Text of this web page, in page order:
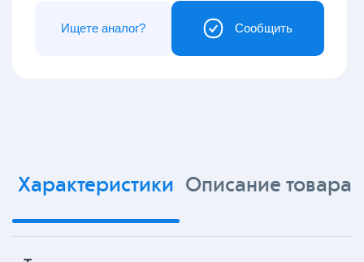
Сообщить
Ищете аналог?
Характеристики Описание товара